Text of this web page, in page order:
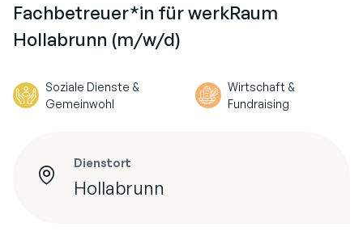
Fachbetreuer*in für werkRaum
Hollabrunn (m/w/d)
Soziale Dienste &
Gemeinwohl
Wirtschaft &
Fundraising
Dienstort
Hollabrunn